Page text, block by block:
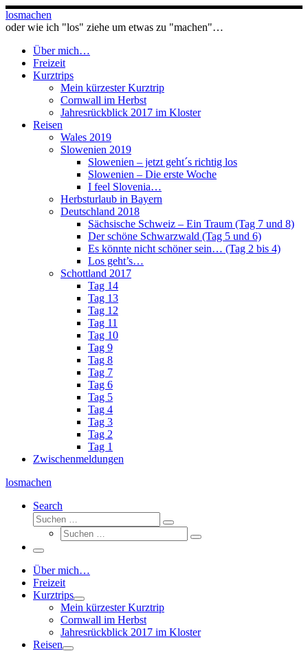
Zum
Inhalt
losmachen
oder wie ich "los" ziehe um etwas zu "machen"…
Über mich…
Freizeit
Kurztrips
Mein kürzester Kurztrip
Cornwall im Herbst
Jahresrückblick 2017 im Kloster
Reisen
Wales 2019
Slowenien 2019
Slowenien – jetzt geht´s richtig los
Slowenien – Die erste Woche
I feel Slovenia…
Herbsturlaub in Bayern
Deutschland 2018
Sächsische Schweiz – Ein Traum (Tag 7 und 8)
Der schöne Schwarzwald (Tag 5 und 6)
Es könnte nicht schöner sein… (Tag 2 bis 4)
Los geht’s…
Schottland 2017
Tag 14
Tag 13
Tag 12
Tag 11
Tag 10
Tag 9
Tag 8
Tag 7
Tag 6
Tag 5
Tag 4
Tag 3
Tag 2
Tag 1
Zwischenmeldungen
losmachen
Search
Suche
Suchen
Suche
Suchen
Menü
Über mich…
Freizeit
Kurztrips
Mein kürzester Kurztrip
Cornwall im Herbst
Jahresrückblick 2017 im Kloster
Reisen